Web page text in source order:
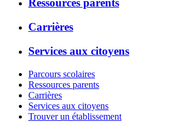
Ressources parents
Carrières
Services aux citoyens
Parcours scolaires
Ressources parents
Carrières
Services aux citoyens
Trouver un établissement